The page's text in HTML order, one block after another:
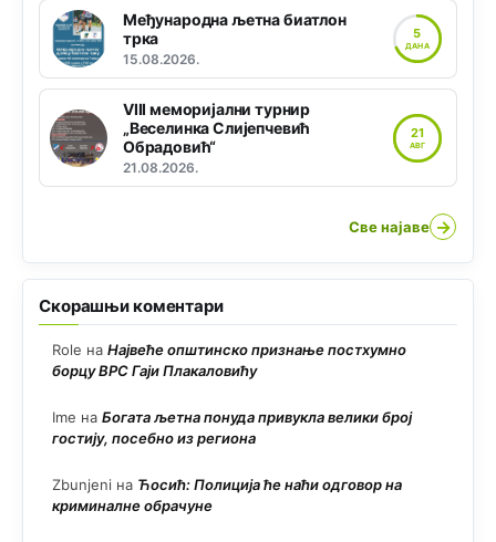
Међународна љетна биатлон
трка
15.08.2026.
5
ДАНА
VIII меморијални турнир
„Веселинка Слијепчевић
Обрадовић“
21.08.2026.
21
АВГ
Све најаве →
Скорашњи коментари
Role на Највеће општинско признање постхумно
борцу ВРС Гаји Плакаловићу
Ime на Богата љетна понуда привукла велики број
гостију, посебно из региона
Zbunjeni на Ћосић: Полиција ће наћи одговор на
криминалне обрачуне